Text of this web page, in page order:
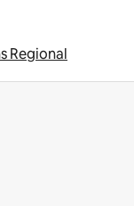
Regional